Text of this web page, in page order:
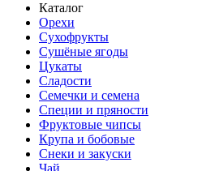
Каталог
Орехи
Сухофрукты
Сушёные ягоды
Цукаты
Сладости
Семечки и семена
Специи и пряности
Фруктовые чипсы
Крупа и бобовые
Снеки и закуски
Чай